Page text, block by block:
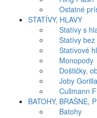
Ostatné
STATÍVY, HLAVY
Statívy s
Statívy bez
Statívové
Monopody
Doštičky,
Joby
Cullmann
BATOHY, BRAŠNE,
Batohy